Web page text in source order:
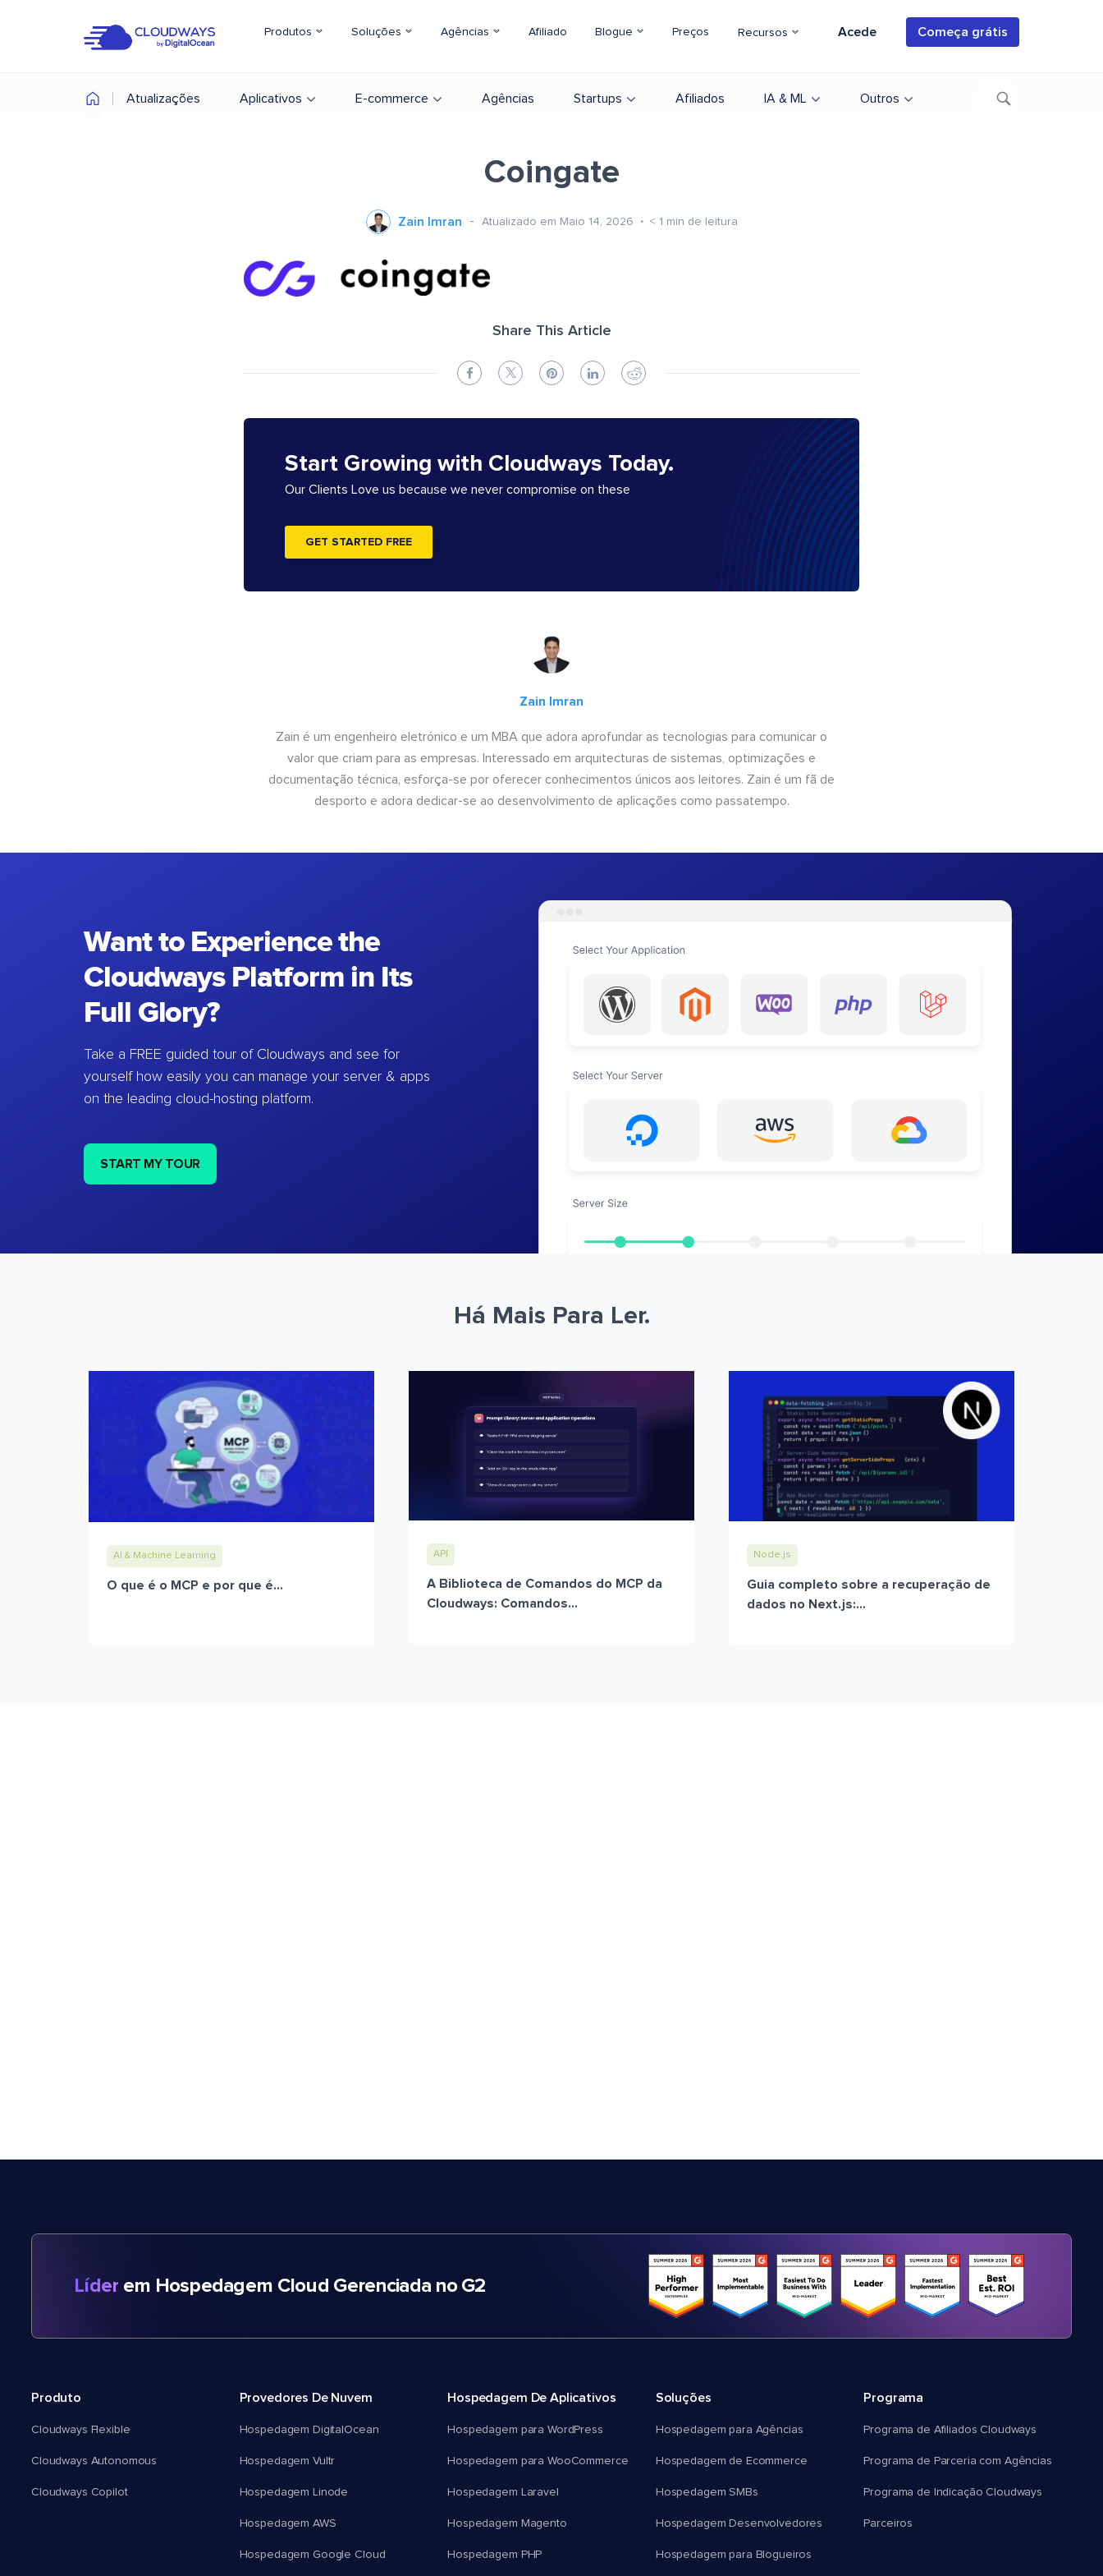
Produtos Soluções Agências Afiliado Blogue Preços Recursos Acede Começa grátis
Atualizações Aplicativos E-commerce Agências Startups Afiliados IA & ML Outros
Coingate
Zain Imran Atualizado em Maio 14, 2026 < 1 min de leitura
Share This Article
Start Growing with Cloudways Today.
Our Clients Love us because we never compromise on these
GET STARTED FREE
Zain Imran
Zain é um engenheiro eletrónico e um MBA que adora aprofundar as tecnologias para comunicar o
valor que criam para as empresas. Interessado em arquitecturas de sistemas, optimizações e
documentação técnica, esforça-se por oferecer conhecimentos únicos aos leitores. Zain é um fã de
desporto e adora dedicar-se ao desenvolvimento de aplicações como passatempo.
Want to Experience the
Cloudways Platform in Its
Full Glory?
Take a FREE guided tour of Cloudways and see for
yourself how easily you can manage your server & apps
on the leading cloud-hosting platform.
START MY TOUR
Há Mais Para Ler.
AI & Machine Learning
O que é o MCP e por que é...
API
A Biblioteca de Comandos do MCP da
Cloudways: Comandos...
Node.js
Guia completo sobre a recuperação de
dados no Next.js:...
Líder em Hospedagem Cloud Gerenciada no G2
Produto
Cloudways Flexible
Cloudways Autonomous
Cloudways Copilot
Provedores De Nuvem
Hospedagem DigitalOcean
Hospedagem Vultr
Hospedagem Linode
Hospedagem AWS
Hospedagem Google Cloud
Hospedagem De Aplicativos
Hospedagem para WordPress
Hospedagem para WooCommerce
Hospedagem Laravel
Hospedagem Magento
Hospedagem PHP
Soluções
Hospedagem para Agências
Hospedagem de Ecommerce
Hospedagem SMBs
Hospedagem Desenvolvedores
Hospedagem para Blogueiros
Programa
Programa de Afiliados Cloudways
Programa de Parceria com Agências
Programa de Indicação Cloudways
Parceiros